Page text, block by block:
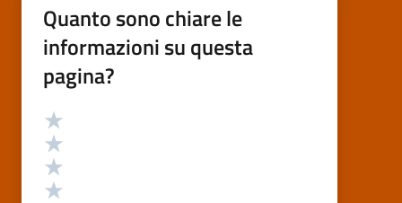
Quanto sono chiare le
informazioni su questa
pagina?
Valutazione